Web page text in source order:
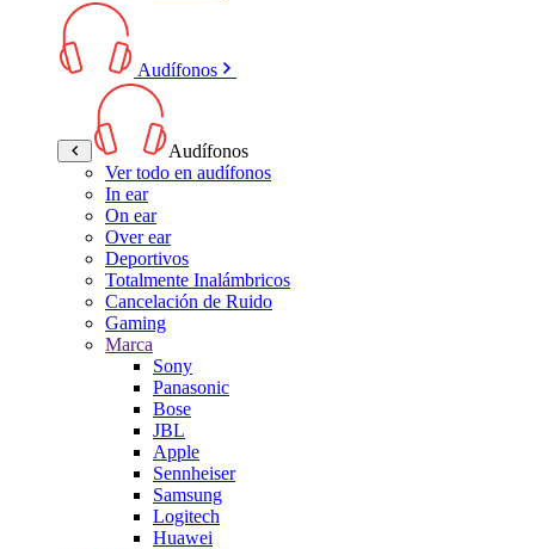
Audífonos
Audífonos
Ver todo en audífonos
In ear
On ear
Over ear
Deportivos
Totalmente Inalámbricos
Cancelación de Ruido
Gaming
Marca
Sony
Panasonic
Bose
JBL
Apple
Sennheiser
Samsung
Logitech
Huawei